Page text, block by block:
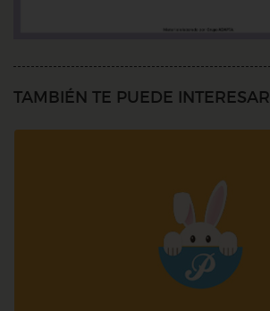
TAMBIÉN TE PUEDE INTERESAR